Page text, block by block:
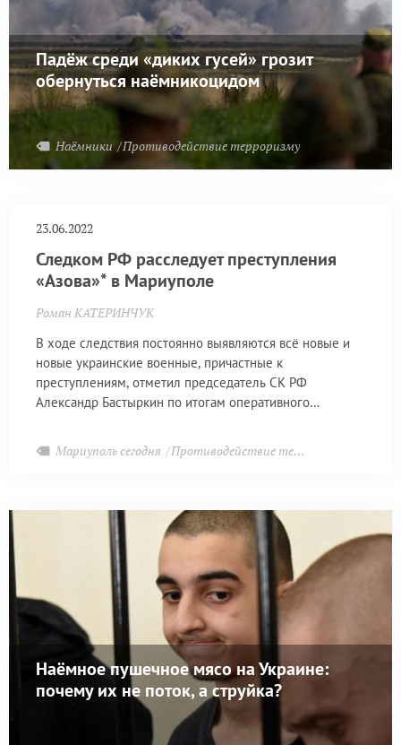
Падёж среди «диких гусей» грозит
обернуться наёмникоцидом
Наёмники Противодействие терроризму
23.06.2022
Следком РФ расследует преступления
«Азова»* в Мариуполе
Роман КАТЕРИНЧУК
В ходе следствия постоянно выявляются всё новые и
новые украинские военные, причастные к
преступлениям, отметил председатель СК РФ
Александр Бастыркин по итогам оперативного
Мариуполь сегодня
Противодействие терроризму
Наёмное пушечное мясо на Украине:
почему их не поток, а струйка?